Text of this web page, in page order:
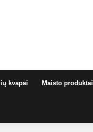
kvapai Maisto produktai